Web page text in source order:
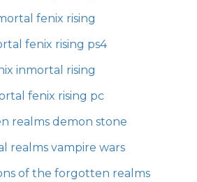
fenix rising
fenix rising ps4
inmortal rising
fenix rising pc
realms demon stone
realms vampire wars
of the forgotten realms